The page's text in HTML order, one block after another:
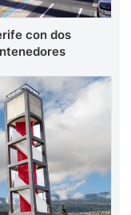
con dos